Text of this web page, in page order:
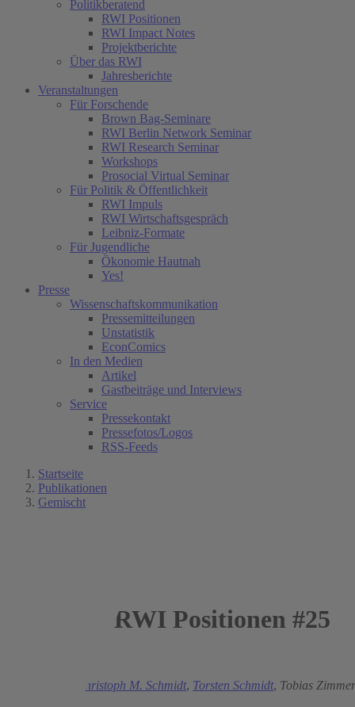
Politikberatend
RWI Positionen
RWI Impact Notes
Projektberichte
Über das RWI
Jahresberichte
Veranstaltungen
Für Forschende
Brown Bag-Seminare
RWI Berlin Network Seminar
RWI Research Seminar
Workshops
Prosocial Virtual Seminar
Für Politik & Öffentlichkeit
RWI Impuls
RWI Wirtschaftsgespräch
Leibniz-Formate
Für Jugendliche
Ökonomie Hautnah
Yes!
Presse
Wissenschaftskommunikation
Pressemitteilungen
Unstatistik
EconComics
In den Medien
Artikel
Gastbeiträge und Interviews
Service
Pressekontakt
Pressefotos/Logos
RSS-Feeds
Startseite
Publikationen
Gemischt
RWI Positionen #25
Christoph M. Schmidt, Torsten Schmidt, Tobias